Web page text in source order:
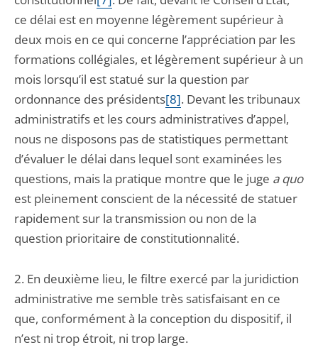
ce délai est en moyenne légèrement supérieur à
deux mois en ce qui concerne l’appréciation par les
formations collégiales, et légèrement supérieur à un
mois lorsqu’il est statué sur la question par
ordonnance des présidents[8]. Devant les tribunaux
administratifs et les cours administratives d’appel,
nous ne disposons pas de statistiques permettant
d’évaluer le délai dans lequel sont examinées les
questions, mais la pratique montre que le juge a quo
est pleinement conscient de la nécessité de statuer
rapidement sur la transmission ou non de la
question prioritaire de constitutionnalité.
2. En deuxième lieu, le filtre exercé par la juridiction
administrative me semble très satisfaisant en ce
que, conformément à la conception du dispositif, il
n’est ni trop étroit, ni trop large.